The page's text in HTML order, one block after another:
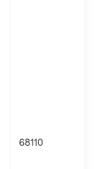
68110